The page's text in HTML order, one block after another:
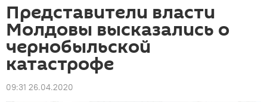
Представители власти
Молдовы высказались о
чернобыльской
катастрофе
09:31 26.04.2020